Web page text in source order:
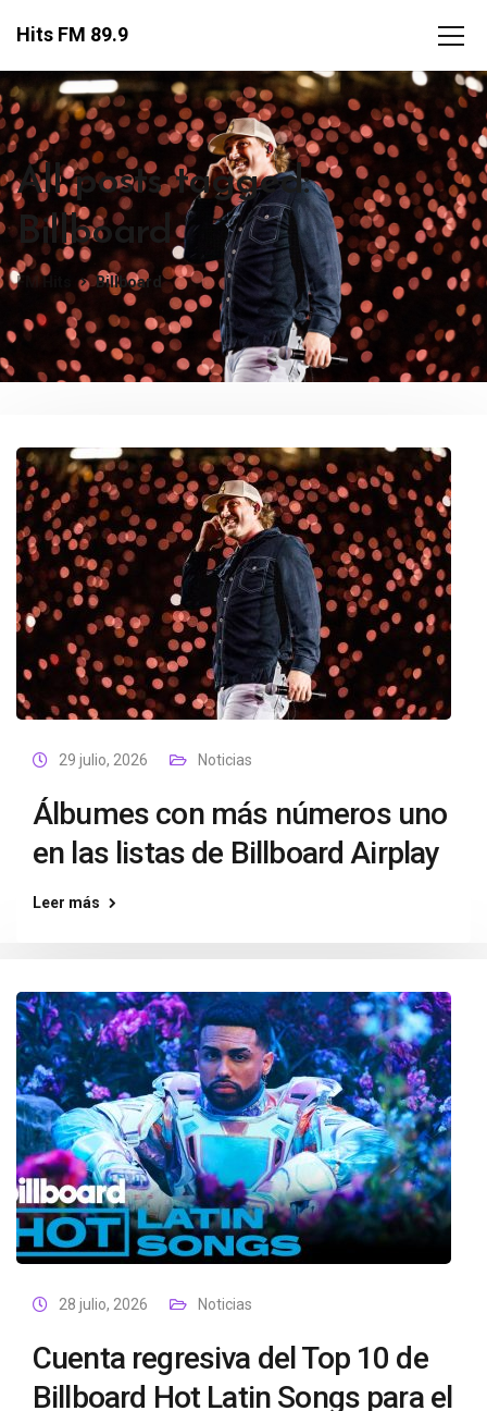
Hits FM 89.9
All posts tagged:
Billboard
FM Hits Billboard
29 julio, 2026 Noticias
Álbumes con más números uno
en las listas de Billboard Airplay
Leer más
28 julio, 2026 Noticias
Cuenta regresiva del Top 10 de
Billboard Hot Latin Songs para el